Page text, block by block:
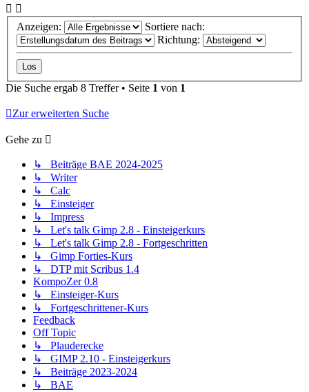
Anzeigen:
Sortiere nach:
Richtung:
Die Suche ergab 8 Treffer • Seite 1 von 1
Zur erweiterten Suche
Gehe zu
↳ Beiträge BAE 2024-2025
↳ Writer
↳ Calc
↳ Einsteiger
↳ Impress
↳ Let's talk Gimp 2.8 - Einsteigerkurs
↳ Let's talk Gimp 2.8 - Fortgeschritten
↳ Gimp Forties-Kurs
↳ DTP mit Scribus 1.4
KompoZer 0.8
↳ Einsteiger-Kurs
↳ Fortgeschrittener-Kurs
Feedback
Off Topic
↳ Plauderecke
↳ GIMP 2.10 - Einsteigerkurs
↳ Beiträge 2023-2024
↳ BAE